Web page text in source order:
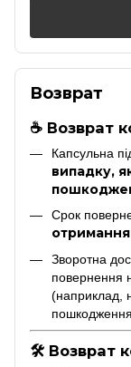
Возврат
☕ Возврат
Капсульна
випадку,
Срок
Зворотна
повернення
(наприклад,
пошкодження
🛠 Возврат